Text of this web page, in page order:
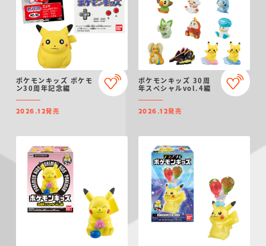
ポケモンキッズ ポケモ
ン30周年記念編
2026.12発売
ポケモンキッズ 30周
年スペシャルvol.4編
2026.12発売